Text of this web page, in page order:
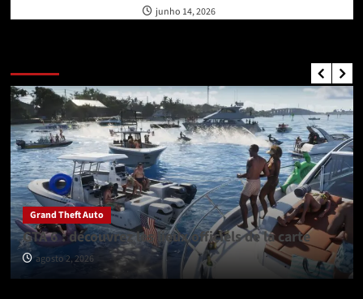
junho 14, 2026
Grand Theft Auto
GTA 6 : découvrez les lieux officiels de la carte
agosto 2, 2026